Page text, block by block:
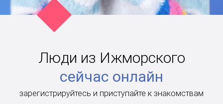
Люди из Ижморского
сейчас онлайн
зарегистрируйтесь и приступайте к знакомствам